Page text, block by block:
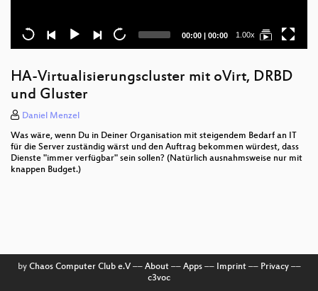
Current
00:00 | Total
00:00 1.00x
HA-Virtualisierungscluster mit oVirt, DRBD
und Gluster
Daniel Menzel
Was wäre, wenn Du in Deiner Organisation mit steigendem Bedarf an IT
für die Server zuständig wärst und den Auftrag bekommen würdest, dass
Dienste "immer verfügbar" sein sollen? (Natürlich ausnahmsweise nur mit
knappen Budget.)
by Chaos Computer Club e.V–– About–– Apps–– Imprint–– Privacy––
c3voc